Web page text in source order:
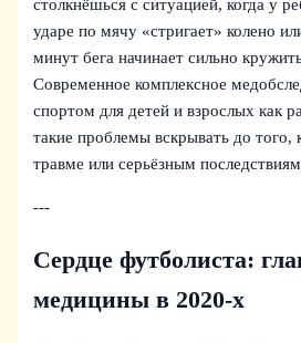
столкнёшься с ситуацией, когда у
ударе по мячу «стригает» колено
минут бега начинает сильно
Современное комплексное
спортом для детей и взрослых как
такие проблемы вскрывать до того,
травме или серьёзным
---
Сердце футболиста:
медицины в 2020‑х